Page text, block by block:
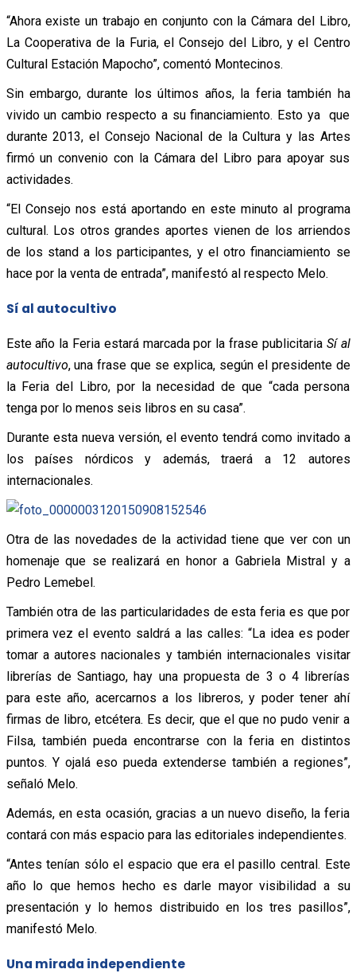
“Ahora existe un trabajo en conjunto con la Cámara del Libro,
La Cooperativa de la Furia, el Consejo del Libro, y el Centro
Cultural Estación Mapocho”, comentó Montecinos.
Sin embargo, durante los últimos años, la feria también ha
vivido un cambio respecto a su financiamiento. Esto ya que
durante 2013, el Consejo Nacional de la Cultura y las Artes
firmó un convenio con la Cámara del Libro para apoyar sus
actividades.
“El Consejo nos está aportando en este minuto al programa
cultural. Los otros grandes aportes vienen de los arriendos
de los stand a los participantes, y el otro financiamiento se
hace por la venta de entrada”, manifestó al respecto Melo.
Sí al autocultivo
Este año la Feria estará marcada por la frase publicitaria Sí al
autocultivo, una frase que se explica, según el presidente de
la Feria del Libro, por la necesidad de que “cada persona
tenga por lo menos seis libros en su casa”.
Durante esta nueva versión, el evento tendrá como invitado a
los países nórdicos y además, traerá a 12 autores
internacionales.
Otra de las novedades de la actividad tiene que ver con un
homenaje que se realizará en honor a Gabriela Mistral y a
Pedro Lemebel.
También otra de las particularidades de esta feria es que por
primera vez el evento saldrá a las calles: “La idea es poder
tomar a autores nacionales y también internacionales visitar
librerías de Santiago, hay una propuesta de 3 o 4 librerías
para este año, acercarnos a los libreros, y poder tener ahí
firmas de libro, etcétera. Es decir, que el que no pudo venir a
Filsa, también pueda encontrarse con la feria en distintos
puntos. Y ojalá eso pueda extenderse también a regiones”,
señaló Melo.
Además, en esta ocasión, gracias a un nuevo diseño, la feria
contará con más espacio para las editoriales independientes.
“Antes tenían sólo el espacio que era el pasillo central. Este
año lo que hemos hecho es darle mayor visibilidad a su
presentación y lo hemos distribuido en los tres pasillos”,
manifestó Melo.
Una mirada independiente